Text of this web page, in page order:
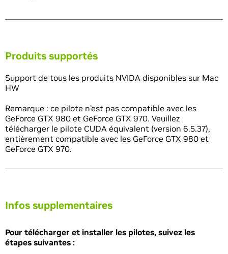
Produits supportés
Support de tous les produits NVIDA disponibles sur Mac
HW
Remarque : ce pilote n’est pas compatible avec les
GeForce GTX 980 et GeForce GTX 970. Veuillez
télécharger le pilote CUDA équivalent (version 6.5.37),
entièrement compatible avec les GeForce GTX 980 et
GeForce GTX 970.
Infos supplementaires
Pour télécharger et installer les pilotes, suivez les
étapes suivantes :